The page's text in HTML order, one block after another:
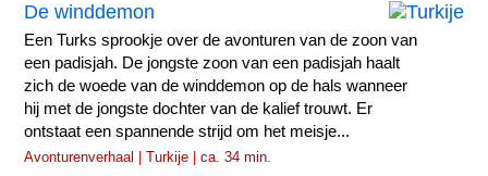
De winddemon
Een Turks sprookje over de avonturen van de zoon van
een padisjah. De jongste zoon van een padisjah haalt
zich de woede van de winddemon op de hals wanneer
hij met de jongste dochter van de kalief trouwt. Er
ontstaat een spannende strijd om het meisje...
Avonturenverhaal | Turkije | ca. 34 min.